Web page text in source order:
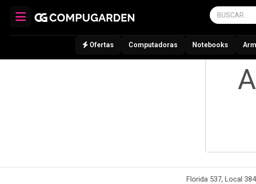
Ofertas Computadoras Notebooks
Florida 537, Local